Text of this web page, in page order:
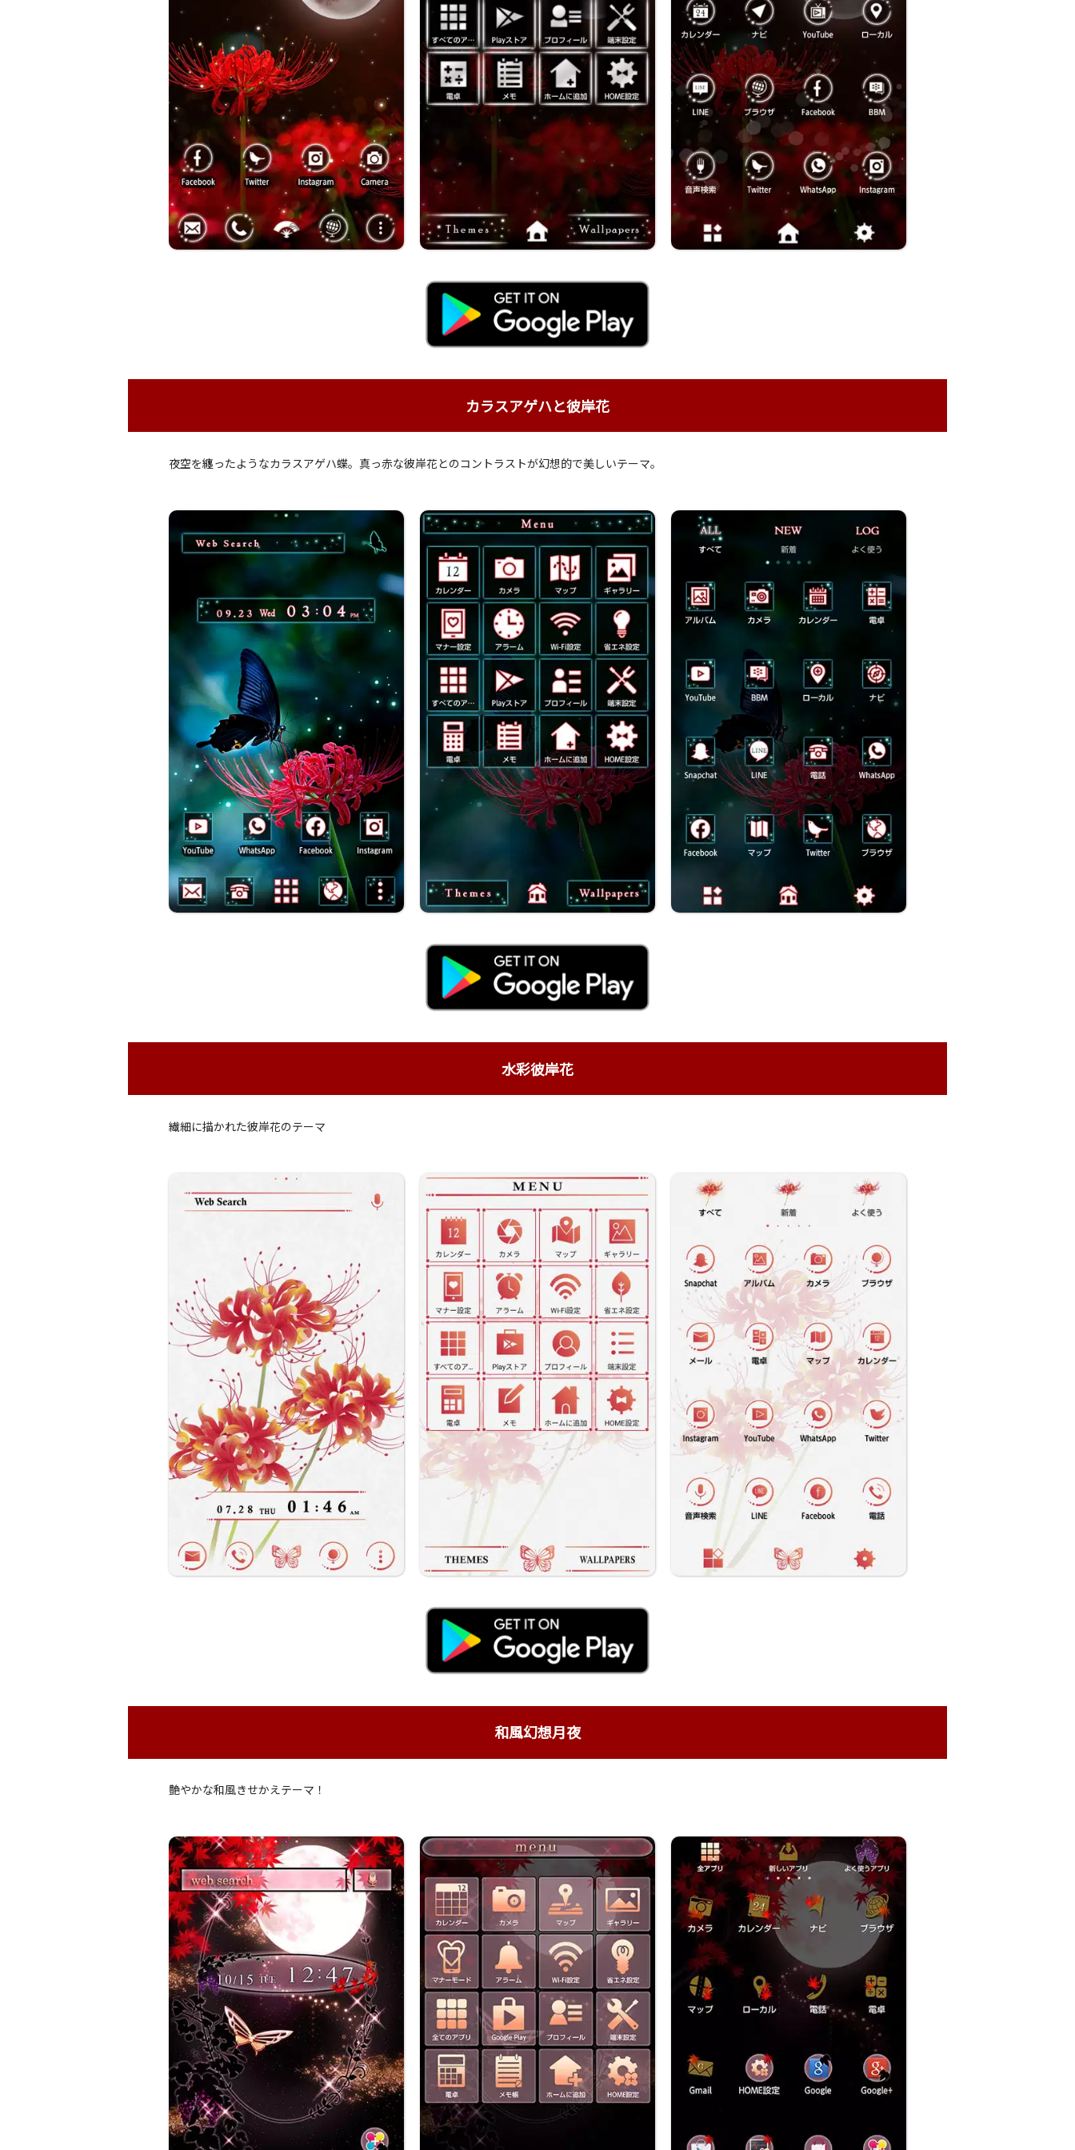
カラスアゲハと彼岸花
夜空を纏ったようなカラスアゲハ蝶。真っ赤な彼岸花とのコントラストが幻想的で美しいテーマ。
水彩彼岸花
繊細に描かれた彼岸花のテーマ
和風幻想月夜
艶やかな和風きせかえテーマ！